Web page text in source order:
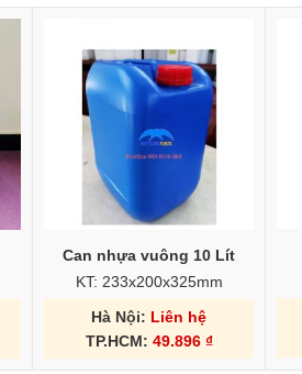
Can nhựa vuông 10 Lít
KT: 233x200x325mm
Hà Nội: Liên hệ
TP.HCM: 49.896 ₫